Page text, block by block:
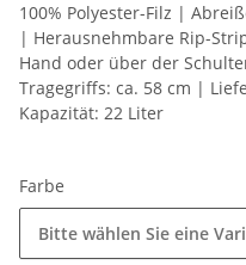
100% Polyester-Filz |
| Herausnehmbare Rip-
Hand oder über der
Tragegriffs: ca. 58 cm |
Kapazität: 22 Liter
Farbe
Bitte wählen Sie eine